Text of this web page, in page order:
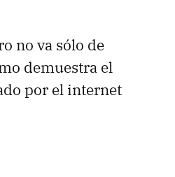
no va sólo de
demuestra el
por el internet